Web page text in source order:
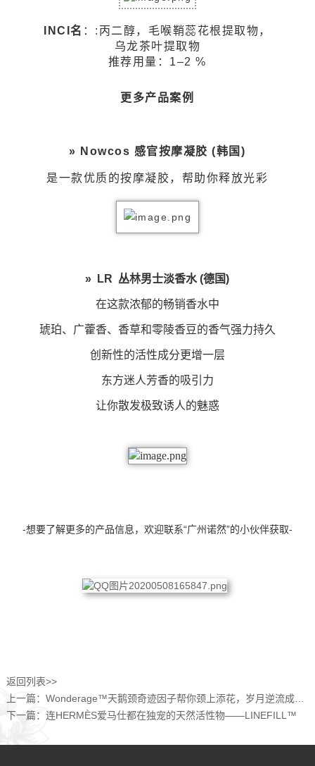
INCI名 ：:丙二醇，毛喉鞘蕊花根提取物，
乌龙茶叶提取物
推荐用量：1–2 %
更多产品案例
» Nowcos 感官按摩凝胶 (韩国)
是一款优质的按摩凝胶，帮助你释放光彩
» LR 丛林男士淡香水 (德国)
在这款浓郁的畅销香水中
琥珀、广藿香、香草和零陵香豆的香气强力持久
创新性的活性成分更增一层
东方迷人芳香的吸引力
让你散发极致诱人的魅惑
-想要了解更多的产品信息，欢迎联系“广州诺然”的小伙伴获取-
返回列表>>
上一篇：Wonderage™天鹅颈奇迹因子帮你颈上添花，岁月逆流成芳华...
下一篇：连HERMÈS爱马仕都在独宠的天然活性物——LINEFILL™